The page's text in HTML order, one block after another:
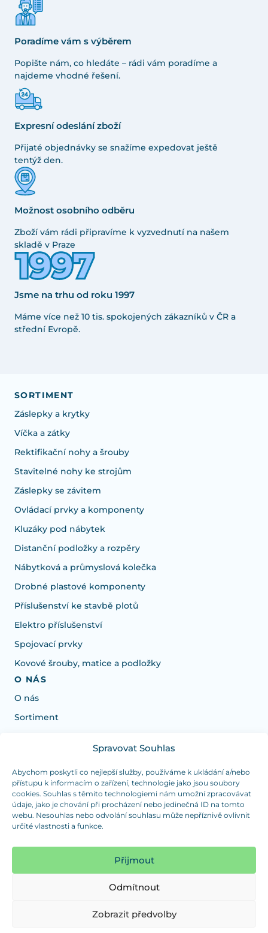
Spravovat Souhlas
Abychom poskytli co nejlepší služby, používáme k ukládání a/nebo
přístupu k informacím o zařízení, technologie jako jsou soubory
cookies. Souhlas s těmito technologiemi nám umožní zpracovávat
údaje, jako je chování při procházení nebo jedinečná ID na tomto
webu. Nesouhlas nebo odvolání souhlasu může nepříznivě ovlivnit
určité vlastnosti a funkce.
Přijmout
Odmítnout
Zobrazit předvolby
Poradíme vám s výběrem
Popište nám, co hledáte – rádi vám poradíme a
najdeme vhodné řešení.
Expresní odeslání zboží
Přijaté objednávky se snažíme expedovat ještě
tentýž den.
Možnost osobního odběru
Zboží vám rádi připravíme k vyzvednutí na našem
skladě v Praze
Jsme na trhu od roku 1997
Máme více než 10 tis. spokojených zákazníků v ČR a
střední Evropě.
SORTIMENT
Záslepky a krytky
Víčka a zátky
Rektifikační nohy a šrouby
Stavitelné nohy ke strojům
Záslepky se závitem
Ovládací prvky a komponenty
Kluzáky pod nábytek
Distanční podložky a rozpěry
Nábytková a průmyslová kolečka
Drobné plastové komponenty
Příslušenství ke stavbě plotů
Elektro příslušenství
Spojovací prvky
Kovové šrouby, matice a podložky
O NÁS
O nás
Sortiment
Potřebujete poradit s výběrem?
Jsme tu pro vás Pondělí-Čtvrtek od: 7:30 - 15:30 hodin
a Pátek od 7:30 - 14:30 hodin
info@dualpraha.cz +420 725 802 767
(platba pouze v hotovosti)
Jsme tu pro vás Pondělí-Čtvrtek od: 7:30 - 15:30 hodin
a Pátek od 7:30 - 14:30 hodin